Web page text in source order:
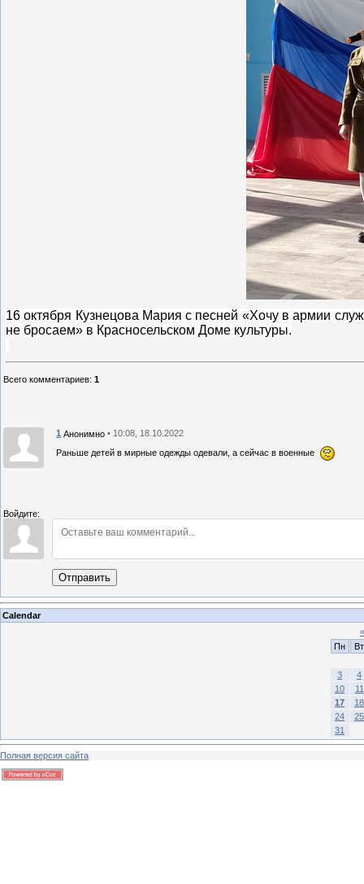
16 октября Кузнецова Мария с песней «Хочу в армии
не бросаем» в Красносельском Доме культуры.
Всего комментариев: 1
1 Анонимно • 10:08, 18.10.2022
Раньше детей в мирные одежды одевали, а сейчас в военные
Войдите:
Отправить
Calendar
«
Пн
Вт
3
4
10
11
17
18
24
25
31
Полная версия сайта